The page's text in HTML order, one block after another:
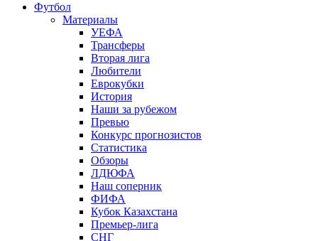
Футбол
Материалы
УЕФА
Трансферы
Вторая лига
Любители
Еврокубки
История
Наши за рубежом
Превью
Конкурс прогнозистов
Статистика
Обзоры
ЛДЮФА
Наш соперник
ФИФА
Кубок Казахстана
Премьер-лига
СНГ